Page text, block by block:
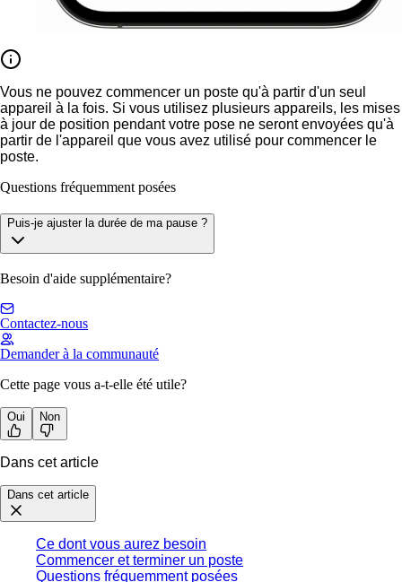
Vous ne pouvez commencer un poste qu'à partir d'un seul
appareil à la fois. Si vous utilisez plusieurs appareils, les mises
à jour de position pendant votre pose ne seront envoyées qu'à
partir de l'appareil que vous avez utilisé pour commencer le
poste.
Questions fréquemment posées
Puis-je ajuster la durée de ma pause ?
Besoin d'aide supplémentaire?
Contactez-nous
Demander à la communauté
Cette page vous a-t-elle été utile?
Oui Non
Dans cet article
Dans cet article
Ce dont vous aurez besoin
Commencer et terminer un poste
Questions fréquemment posées